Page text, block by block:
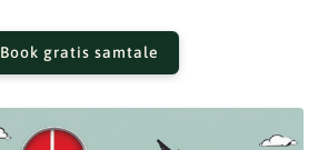
Book gratis samtale